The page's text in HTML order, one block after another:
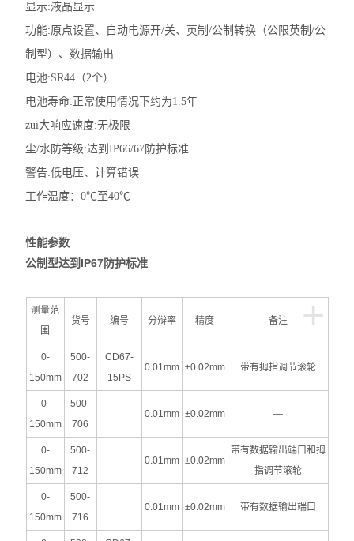
显示:液晶显示
功能:原点设置、自动电源开/关、英制/公制转换（公限英制/公
制型）、数据输出
电池:SR44（2个）
电池寿命:正常使用情况下约为1.5年
zui大响应速度:无极限
尘/水防等级:达到IP66/67防护标准
警告:低电压、计算错误
工作温度：0℃至40℃
性能参数
公制型达到 IP67防护标准
+
测量范
围
货号 编号 分辩率 精度 备注
0-
150mm
500-
702
CD67-
15PS
0.01mm ±0.02mm 带有拇指调节滚轮
0-
150mm
500-
706
0.01mm ±0.02mm —
0-
150mm
500-
712
0.01mm ±0.02mm
带有数据输出端口和拇
指调节滚轮
0-
150mm
500-
716
0.01mm ±0.02mm 带有数据输出端口